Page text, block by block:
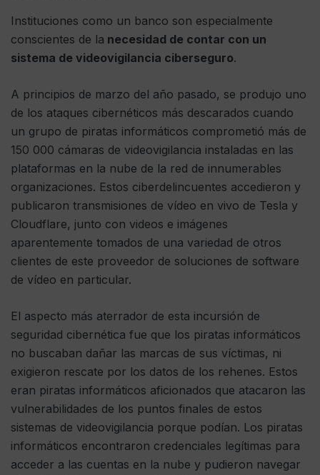
Instituciones como un banco son especialmente
conscientes de la necesidad de contar con un
sistema de videovigilancia ciberseguro.
A principios de marzo del año pasado, se produjo uno
de los ataques cibernéticos más descarados cuando
un grupo de piratas informáticos comprometió más de
150 000 cámaras de videovigilancia instaladas en las
plataformas en la nube de la red de innumerables
organizaciones. Estos ciberdelincuentes accedieron y
publicaron transmisiones de vídeo en vivo de Tesla y
Cloudflare, junto con videos e imágenes
aparentemente tomados de una variedad de otros
clientes de este proveedor de soluciones de software
de vídeo en particular.
El aspecto más aterrador de esta incursión de
seguridad cibernética fue que los piratas informáticos
no buscaban dañar las marcas de sus víctimas, ni
exigieron rescate por los datos de los rehenes. Estos
eran piratas informáticos aficionados que atacaron las
vulnerabilidades de los puntos finales de estos
sistemas de videovigilancia porque podían. Los piratas
informáticos encontraron credenciales legítimas para
acceder a las cuentas en la nube y pudieron navegar